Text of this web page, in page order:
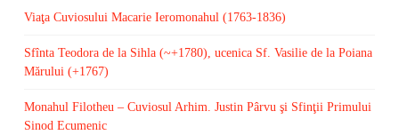
Viaţa Cuviosului Macarie Ieromonahul (1763-1836)
Sfînta Teodora de la Sihla (~+1780), ucenica Sf. Vasilie de la Poiana
Mărului (+1767)
Monahul Filotheu – Cuviosul Arhim. Justin Pârvu şi Sfinţii Primului
Sinod Ecumenic